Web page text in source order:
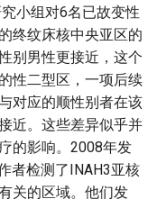
小组对6名已故变性
终纹床核中央亚区的
别男性更接近，这个
性二型区，一项后续
对应的顺性别者在该
近。这些差异似乎并
的影响。2008年发
者检测了INAH3亚核
关的区域。他们发